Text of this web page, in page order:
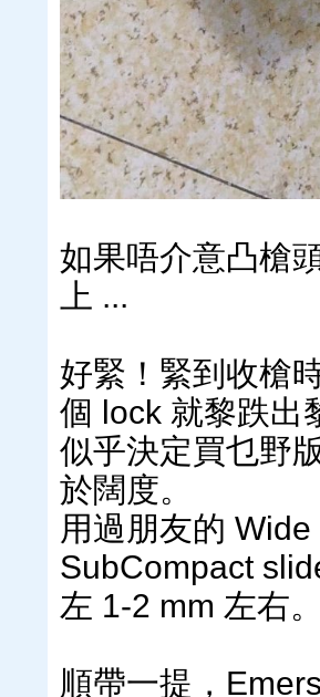
如果唔介意凸槍
上 ...
好緊！緊到收槍
個 lock 就黎跌出
似乎決定買乜野
於闊度。
用過朋友的
SubCompact
左 1-2 mm 左右
順帶一提，